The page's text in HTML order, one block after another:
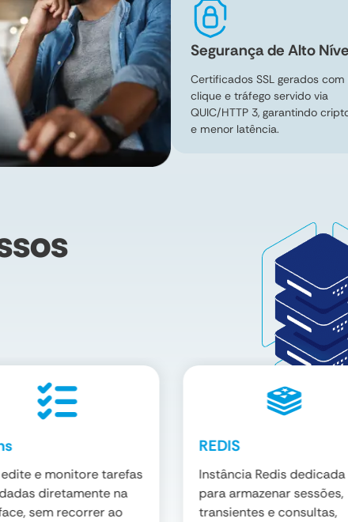
Segurança de Alto
Certificados SSL gerados com
clique e tráfego servido via
QUIC/HTTP 3, garantindo
e menor latência.
e monitore tarefas
diretamente na
sem recorrer ao
REDIS
Instância Redis dedicada
para armazenar sessões,
transientes e consultas,